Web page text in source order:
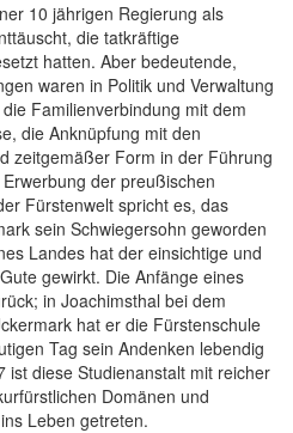
10 jährigen Regierung als
die tatkräftige
hatten. Aber bedeutende,
waren in Politik und Verwaltung
Familienverbindung mit dem
die Anknüpfung mit den
zeitgemäßer Form in der Führung
der preußischen
Fürstenwelt spricht es, das
sein Schwiegersohn geworden
Landes hat der einsichtige und
gewirkt. Die Anfänge eines
in Joachimsthal bei dem
hat er die Fürstenschule
Tag sein Andenken lebendig
ist diese Studienanstalt mit reicher
Domänen und
Leben getreten.